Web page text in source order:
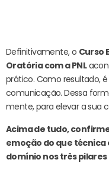
Definitivamente, o Curso
Oratória com a PNL
prático. Como resultado,
comunicação. Dessa
mente, para elevar a sua
Acima de tudo,
emoção do que técnica
domínio nos três